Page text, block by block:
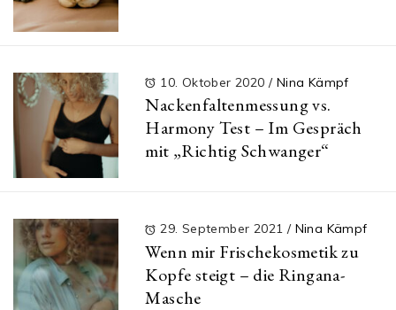
10. Oktober 2020 / Nina Kämpf
Nackenfaltenmessung vs.
Harmony Test – Im Gespräch
mit „Richtig Schwanger“
29. September 2021 / Nina Kämpf
Wenn mir Frischekosmetik zu
Kopfe steigt – die Ringana-
Masche